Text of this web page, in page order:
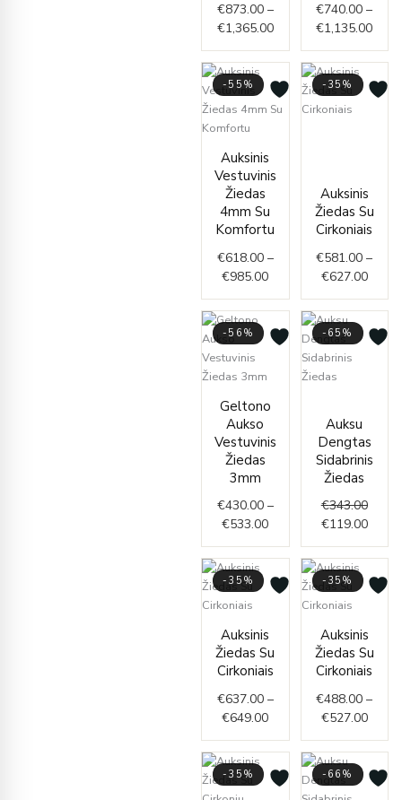
€873.00 –
€1,365.00
€740.00 –
€1,135.00
-55%
Auksinis
Vestuvinis
Žiedas
4mm Su
Komfortu
€618.00 –
€985.00
range:
€618.00
-35%
Auksinis
Žiedas Su
Cirkoniais
€581.00 –
€627.00
-56%
Geltono
Aukso
Vestuvinis
Žiedas
3mm
€430.00 –
€533.00
range:
through
-65%
Auksu
Dengtas
Sidabrinis
Žiedas
€343.00
€119.00
-35%
Auksinis
Žiedas Su
Cirkoniais
€637.00 –
€649.00
range:
€637.00
through
€649.00
-35%
Auksinis
Žiedas Su
Cirkoniais
€488.00 –
€527.00
range:
-35% -66%